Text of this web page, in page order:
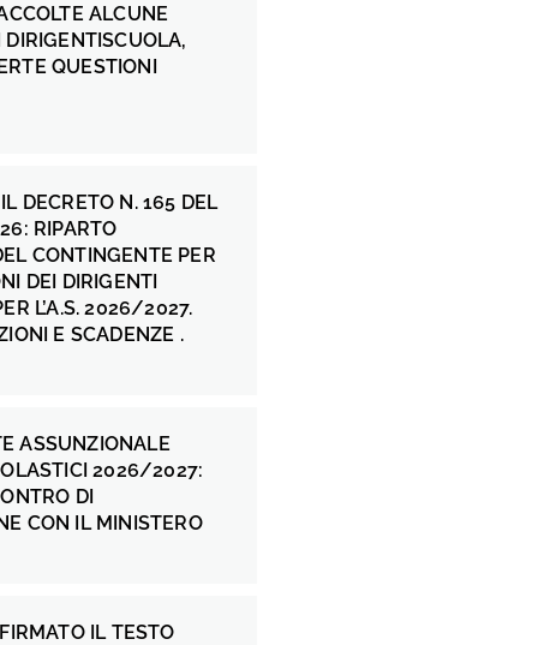
ALCUNE
DIRIGENTISCUOLA,
QUESTIONI
DECRETO N. 165 DEL
RIPARTO
CONTINGENTE PER
DEI DIRIGENTI
L’A.S. 2026/2027.
E SCADENZE .
ASSUNZIONALE
2026/2027:
DI
CON IL MINISTERO
IL TESTO